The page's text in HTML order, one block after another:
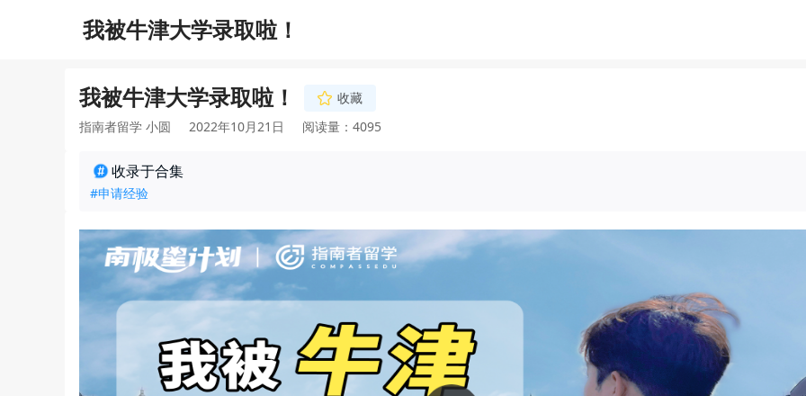
我被牛津大学录取啦！
我被牛津大学录取啦！
收藏
指南者留学 小圆
2022年10月21日 阅读量：4095
收录于合集
#申请经验